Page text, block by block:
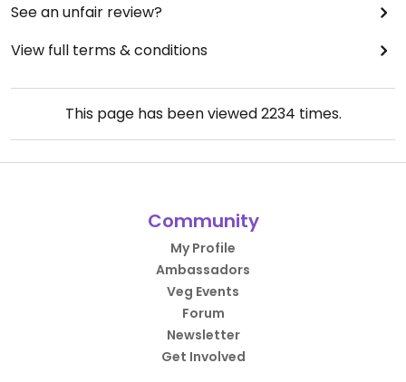
See an unfair review?
View full terms & conditions
This page has been viewed2234 times.
Community
My Profile
Ambassadors
Veg Events
Forum
Newsletter
Get Involved